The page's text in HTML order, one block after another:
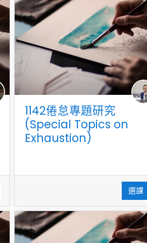
1142倦怠專題研究
(Special Topics on
Exhaustion)
選課